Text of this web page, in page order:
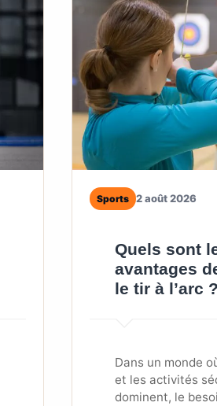
Sports 2 août 2026
Quels sont
avantages
le tir à l’arc ?
Dans un monde
et les activités
dominent, le